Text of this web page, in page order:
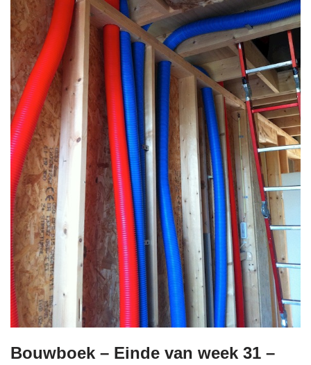
Bouwboek – Einde van week 31 –